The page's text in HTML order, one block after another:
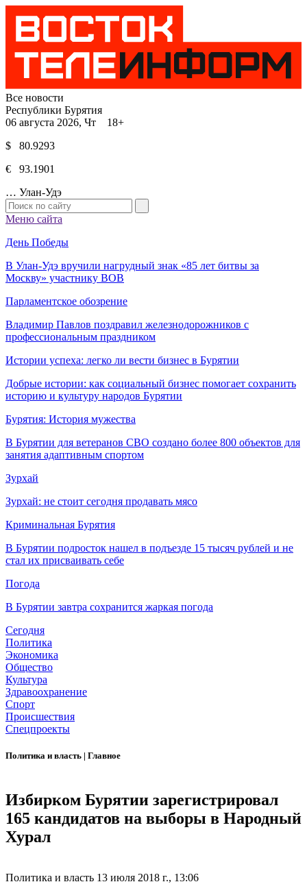
Все новости
Республики Бурятия
06 августа 2026, Чт 18+
$ 80.9293
€ 93.1901
… Улан-Удэ
Меню сайта
День Победы
В Улан-Удэ вручили нагрудный знак «85 лет битвы за
Москву» участнику ВОВ
Парламентское обозрение
Владимир Павлов поздравил железнодорожников с
профессиональным праздником
Истории успеха: легко ли вести бизнес в Бурятии
Добрые истории: как социальный бизнес помогает сохранить
историю и культуру народов Бурятии
Бурятия: История мужества
В Бурятии для ветеранов СВО создано более 800 объектов для
занятия адаптивным спортом
Зурхай
Зурхай: не стоит сегодня продавать мясо
Криминальная Бурятия
В Бурятии подросток нашел в подъезде 15 тысяч рублей и не
стал их присваивать себе
Погода
В Бурятии завтра сохранится жаркая погода
Сегодня
Политика
Экономика
Общество
Культура
Здравоохранение
Спорт
Происшествия
Спецпроекты
Политика и власть | Главное
Избирком Бурятии зарегистрировал
165 кандидатов на выборы в Народный
Хурал
Политика и власть 13 июля 2018 г., 13:06